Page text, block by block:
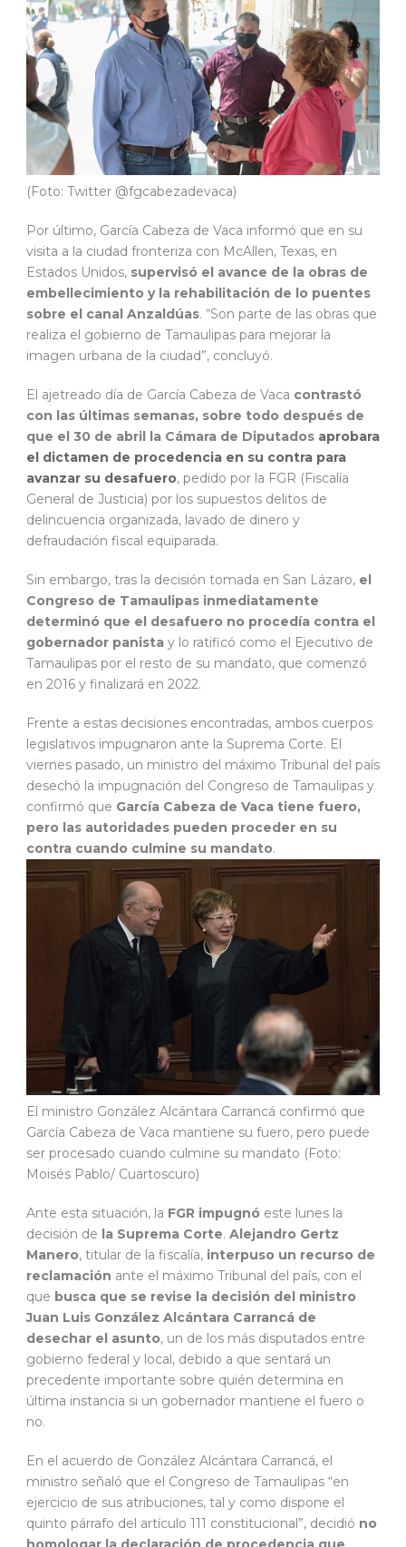
(Foto: Twitter @fgcabezadevaca)
Por último, García Cabeza de Vaca informó que en su
visita a la ciudad fronteriza con McAllen, Texas, en
Estados Unidos, supervisó el avance de la obras de
embellecimiento y la rehabilitación de lo puentes
sobre el canal Anzaldúas. “Son parte de las obras que
realiza el gobierno de Tamaulipas para mejorar la
imagen urbana de la ciudad”, concluyó.
El ajetreado día de García Cabeza de Vaca contrastó
con las últimas semanas, sobre todo después de
que el 30 de abril la Cámara de Diputados aprobara
el dictamen de procedencia en su contra para
avanzar su desafuero, pedido por la FGR (Fiscalía
General de Justicia) por los supuestos delitos de
delincuencia organizada, lavado de dinero y
defraudación fiscal equiparada.
Sin embargo, tras la decisión tomada en San Lázaro, el
Congreso de Tamaulipas inmediatamente
determinó que el desafuero no procedía contra el
gobernador panista y lo ratificó como el Ejecutivo de
Tamaulipas por el resto de su mandato, que comenzó
en 2016 y finalizará en 2022.
Frente a estas decisiones encontradas, ambos cuerpos
legislativos impugnaron ante la Suprema Corte. El
viernes pasado, un ministro del máximo Tribunal del país
desechó la impugnación del Congreso de Tamaulipas y
confirmó que García Cabeza de Vaca tiene fuero,
pero las autoridades pueden proceder en su
contra cuando culmine su mandato.
El ministro González Alcántara Carrancá confirmó que
García Cabeza de Vaca mantiene su fuero, pero puede
ser procesado cuando culmine su mandato (Foto:
Moisés Pablo/ Cuartoscuro)
Ante esta situación, la FGR impugnó este lunes la
decisión de la Suprema Corte. Alejandro Gertz
Manero, titular de la fiscalía, interpuso un recurso de
reclamación ante el máximo Tribunal del país, con el
que busca que se revise la decisión del ministro
Juan Luis González Alcántara Carrancá de
desechar el asunto, un de los más disputados entre
gobierno federal y local, debido a que sentará un
precedente importante sobre quién determina en
última instancia si un gobernador mantiene el fuero o
no.
En el acuerdo de González Alcántara Carrancá, el
ministro señaló que el Congreso de Tamaulipas “en
ejercicio de sus atribuciones, tal y como dispone el
quinto párrafo del artículo 111 constitucional”, decidió no